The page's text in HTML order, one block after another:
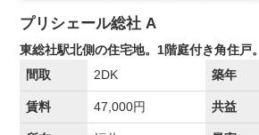
プリシェール総社 A
東総社駅北側の住宅地。1階庭付き角住戸。
間取
2DK 築年
賃料 47,000円 共益